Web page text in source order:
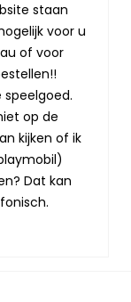
staan
voor u
of voor
speelgoed.
op de
kijken of ik
Dat kan